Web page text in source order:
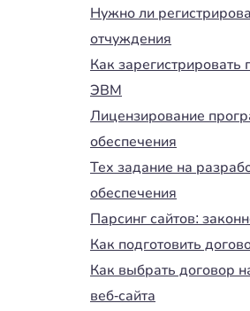
Нужно ли
отчуждения
Как зарегистрировать
ЭВМ
Лицензирование
обеспечения
Тех задание на
обеспечения
Парсинг сайтов:
Как подготовить
Как выбрать договор
веб-сайта